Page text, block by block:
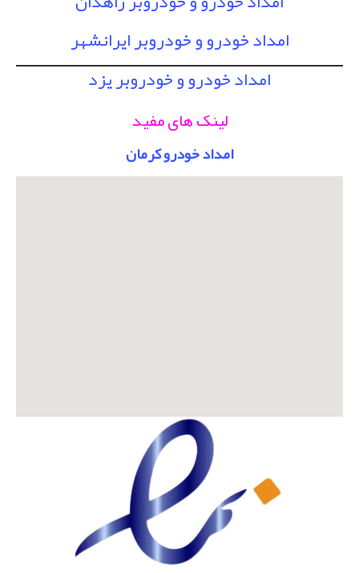
امداد خودرو و خودروبر ایرانشهر
امداد خودرو و خودروبر یزد
لینک های مفید
امداد خودرو کرمان